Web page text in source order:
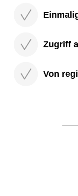
Zugriff
Von